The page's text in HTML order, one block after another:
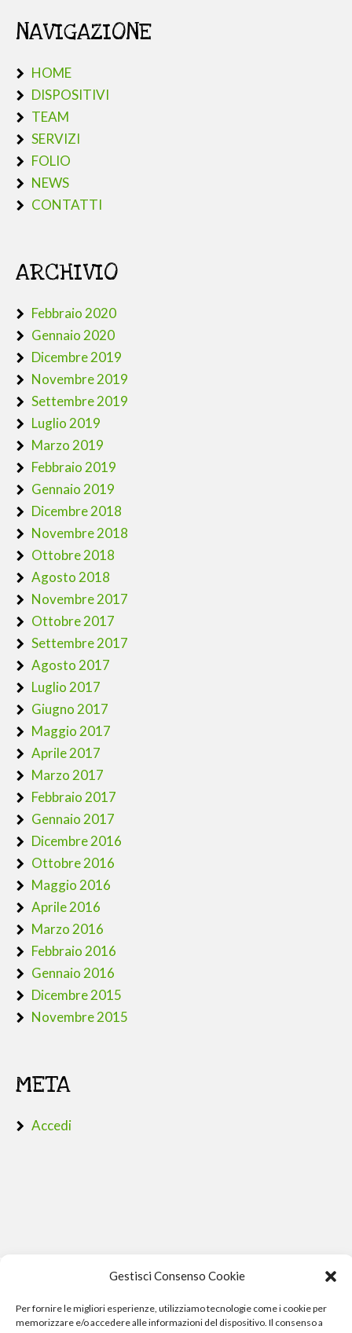
Gestisci Consenso Cookie
Per fornire le migliori esperienze, utilizziamo tecnologie come i cookie per
memorizzare e/o accedere alle informazioni del dispositivo. Il consenso a
NAVIGAZIONE
HOME
DISPOSITIVI
TEAM
SERVIZI
FOLIO
NEWS
CONTATTI
ARCHIVIO
Febbraio 2020
Gennaio 2020
Dicembre 2019
Novembre 2019
Settembre 2019
Luglio 2019
Marzo 2019
Febbraio 2019
Gennaio 2019
Dicembre 2018
Novembre 2018
Ottobre 2018
Agosto 2018
Novembre 2017
Ottobre 2017
Settembre 2017
Agosto 2017
Luglio 2017
Giugno 2017
Maggio 2017
Aprile 2017
Marzo 2017
Febbraio 2017
Gennaio 2017
Dicembre 2016
Ottobre 2016
Maggio 2016
Aprile 2016
Marzo 2016
Febbraio 2016
Gennaio 2016
Dicembre 2015
Novembre 2015
META
Accedi